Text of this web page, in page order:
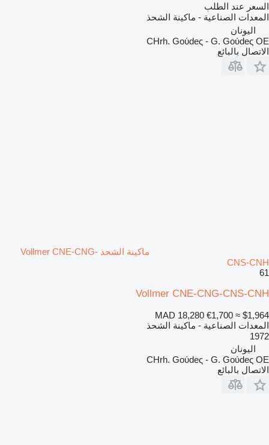
السعر عند الطلب
المعدات الصناعية - ماكينة الشحذ
اليونان
CHrh. Goύdeς - G. Goύdeς OE
الاتصال بالبائع
ماكينة الشحذ Vollmer CNE-CNG-
CNS-CNH
61
Vollmer CNE-CNG-CNS-CNH
MAD 18,280 €1,700 ≈ $1,964
المعدات الصناعية - ماكينة الشحذ
1972
اليونان
CHrh. Goύdeς - G. Goύdeς OE
الاتصال بالبائع